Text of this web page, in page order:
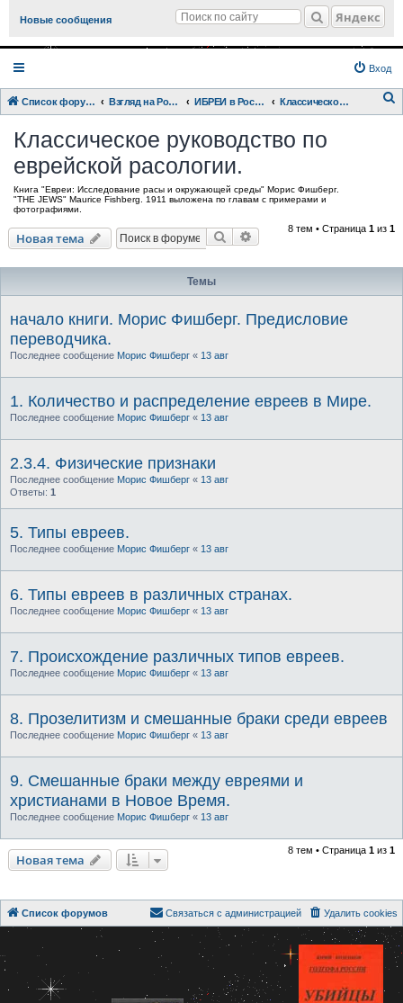
Новые сообщения Яндекс
Вход
Список форумов Взгляд на Россию с разных точек зрения. ИБРЕИ в России Классическое руководство по еврейской расологии.
Классическое руководство по
еврейской расологии.
Книга "Евреи: Исследование расы и окружающей среды" Морис Фишберг.
"THE JEWS" Maurice Fishberg. 1911 выложена по главам с примерами и
фотографиями.
Новая тема Поиск Расширенный поиск
8 тем • Страница 1 из 1
Темы
начало книги. Морис Фишберг. Предисловие
переводчика.
Последнее сообщение Морис Фишберг « 13 авг
1. Количество и распределение евреев в Мире.
Последнее сообщение Морис Фишберг « 13 авг
2.3.4. Физические признаки
Последнее сообщение Морис Фишберг « 13 авг
Ответы: 1
5. Типы евреев.
Последнее сообщение Морис Фишберг « 13 авг
6. Типы евреев в различных странах.
Последнее сообщение Морис Фишберг « 13 авг
7. Происхождение различных типов евреев.
Последнее сообщение Морис Фишберг « 13 авг
8. Прозелитизм и смешанные браки среди евреев
Последнее сообщение Морис Фишберг « 13 авг
9. Смешанные браки между евреями и
христианами в Новое Время.
Последнее сообщение Морис Фишберг « 13 авг
Новая тема
8 тем • Страница 1 из 1
Список форумов Удалить cookies
Связаться с администрацией